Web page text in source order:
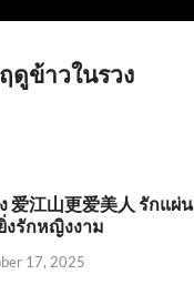
ดูข้าวในรวง
爱江山更爱美人 รักแผ่น
งรักหญิงงาม
17, 2025